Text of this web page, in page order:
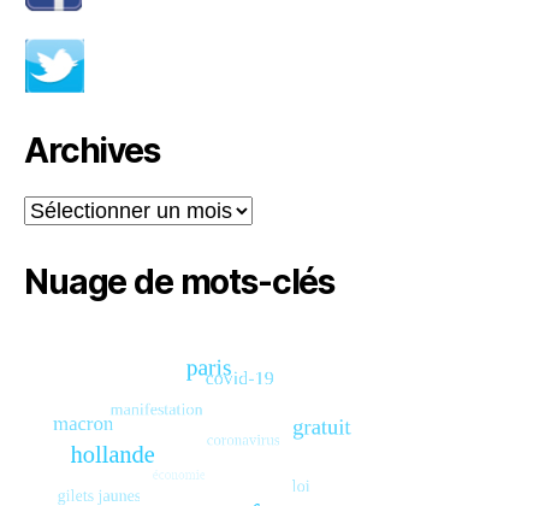
Archives
Archives
Nuage de mots-clés